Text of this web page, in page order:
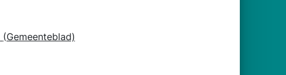
(Gemeenteblad)